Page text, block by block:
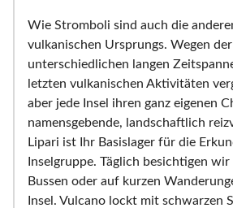
Wie Stromboli sind auch die
vulkanischen Ursprungs. Wegen der
unterschiedlichen langen
letzten vulkanischen Aktivitäten
aber jede Insel ihren ganz eigenen
namensgebende, landschaftlich
Lipari ist Ihr Basislager für die
Inselgruppe. Täglich besichtigen
Bussen oder auf kurzen
Insel. Vulcano lockt mit schwarzen